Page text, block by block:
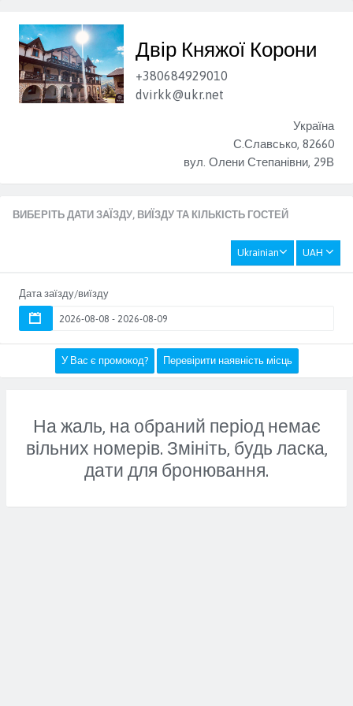
Двір Княжої Корони
+380684929010
dvirkk@ukr.net
Україна
С.Славсько, 82660
вул. Олени Степанівни, 29В
ВИБЕРІТЬ ДАТИ ЗАЇЗДУ, ВИЇЗДУ ТА КІЛЬКІСТЬ ГОСТЕЙ
Ukrainian UAH
Дата заїзду/виїзду
У Вас є промокод? Перевірити наявність місць
На жаль, на обраний період немає
вільних номерів. Змініть, будь ласка,
дати для бронювання.